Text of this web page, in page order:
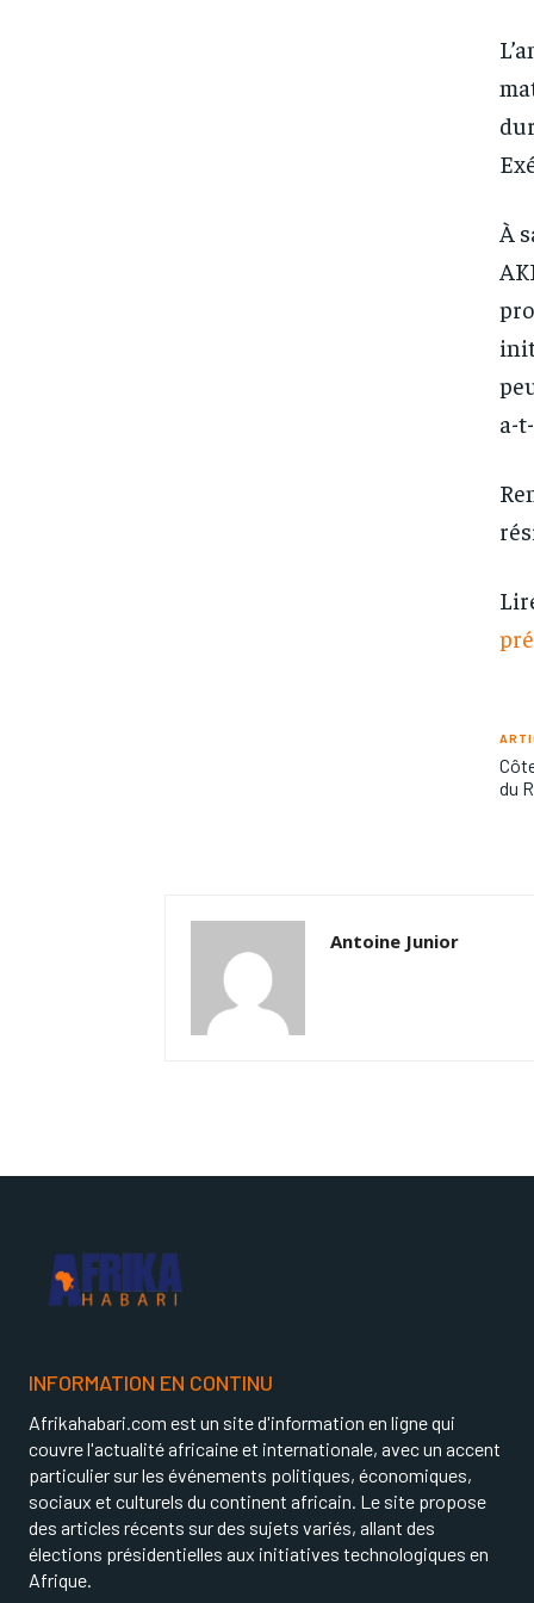
À
a-
du
Antoine Junior
INFORMATION EN CONTINU
Afrikahabari.com est un site d'information en ligne qui
couvre l'actualité africaine et internationale, avec un accent
particulier sur les événements politiques, économiques,
sociaux et culturels du continent africain. Le site propose
des articles récents sur des sujets variés, allant des
élections présidentielles aux initiatives technologiques en
Afrique.